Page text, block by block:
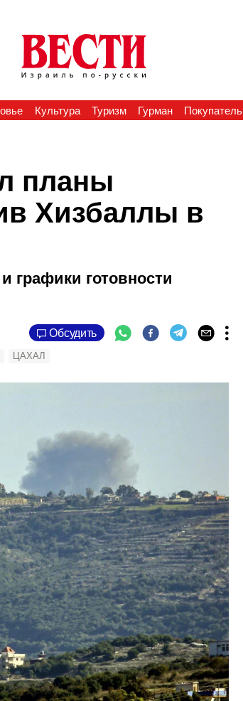
Культура Туризм Гурман Покупатель
планы
Хизбаллы в
графики готовности
Обсудить
ЦАХАЛ